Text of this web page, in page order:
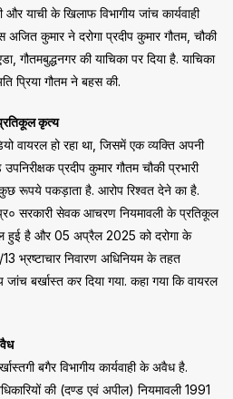
और याची के खिलाफ विभागीय जांच कार्यवाही
कुमार ने दरोगा प्रदीप कुमार गौतम, चौकी
गौतमबुद्धनगर की याचिका पर दिया है. याचिका
प्रिया गौतम ने बहस की.
कृत्य
वायरल हो रहा था, जिसमें एक व्यक्ति अपनी
प्रदीप कुमार गौतम चौकी प्रभारी
रूपये पकड़ाता है. आरोप रिश्वत देने का है.
सरकारी सेवक आचरण नियमावली के प्रतिकूल
हुई है और 05 अप्रैल 2025 को दरोगा के
भ्रष्टाचार निवारण अधिनियम के तहत
बर्खास्त कर दिया गया. कहा गया कि वायरल
बगैर विभागीय कार्यवाही के अवैध है.
की (दण्ड एवं अपील) नियमावली 1991